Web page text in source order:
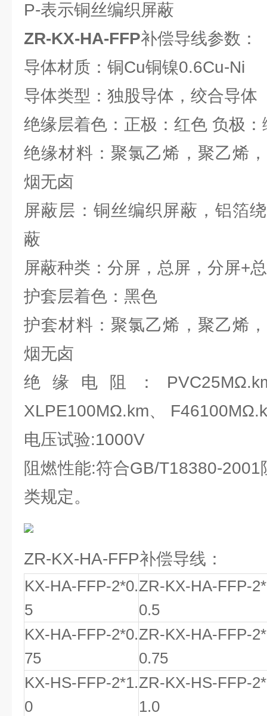
P-表示铜丝编织屏蔽
ZR-KX-HA-FFP补偿导线参数：
导体材质：铜Cu铜镍0.6Cu-Ni
导体类型：独股导体，绞合导体
绝缘层着色：正极：红色 负极：
绝缘材料：聚氯乙烯，聚乙烯
烟无卤
屏蔽层：铜丝编织屏蔽，铝箔
蔽
屏蔽种类：分屏，总屏，分屏+
护套层着色：黑色
护套材料：聚氯乙烯，聚乙烯
烟无卤
绝缘电阻：
XLPE100MΩ.km、
电压试验:1000V
阻燃性能:符合GB/T18380-
类规定。
ZR-KX-HA-FFP补偿导线：
KX-HA-FFP-2*0.
5
ZR-KX-HA-FFP-2*
0.5
KX-HA-FFP-2*0.
75
ZR-KX-HA-FFP-2*
0.75
KX-HS-FFP-2*1.
0
ZR-KX-HS-FFP-2*
1.0